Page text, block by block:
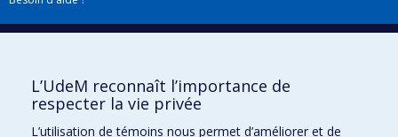
Plan du site|Accessibilité
L’UdeM reconnaît l’importance de
respecter la vie privée
L’utilisation de témoins nous permet d’améliorer et de